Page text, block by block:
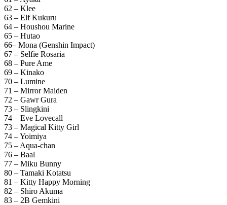
62 – Klee
63 – Elf Kukuru
64 – Houshou Marine
65 – Hutao
66– Mona (Genshin Impact)
67 – Selfie Rosaria
68 – Pure Ame
69 – Kinako
70 – Lumine
71 – Mirror Maiden
72 – Gawr Gura
73 – Slingkini
74 – Eve Lovecall
73 – Magical Kitty Girl
74 – Yoimiya
75 – Aqua-chan
76 – Baal
77 – Miku Bunny
80 – Tamaki Kotatsu
81 – Kitty Happy Morning
82 – Shiro Akuma
83 – 2B Gemkini